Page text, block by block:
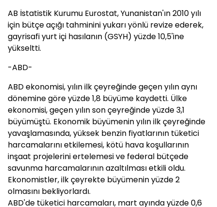
AB İstatistik Kurumu Eurostat, Yunanistan'ın 2010 yılı
için bütçe açığı tahminini yukarı yönlü revize ederek,
gayrisafi yurt içi hasılanın (GSYH) yüzde 10,5'ine
yükseltti.
-ABD-
ABD ekonomisi, yılın ilk çeyreğinde geçen yılın aynı
dönemine göre yüzde 1,8 büyüme kaydetti. Ülke
ekonomisi, geçen yılın son çeyreğinde yüzde 3,1
büyümüştü. Ekonomik büyümenin yılın ilk çeyreğinde
yavaşlamasında, yüksek benzin fiyatlarının tüketici
harcamalarını etkilemesi, kötü hava koşullarının
inşaat projelerini ertelemesi ve federal bütçede
savunma harcamalarının azaltılması etkili oldu.
Ekonomistler, ilk çeyrekte büyümenin yüzde 2
olmasını bekliyorlardı.
ABD'de tüketici harcamaları, mart ayında yüzde 0,6